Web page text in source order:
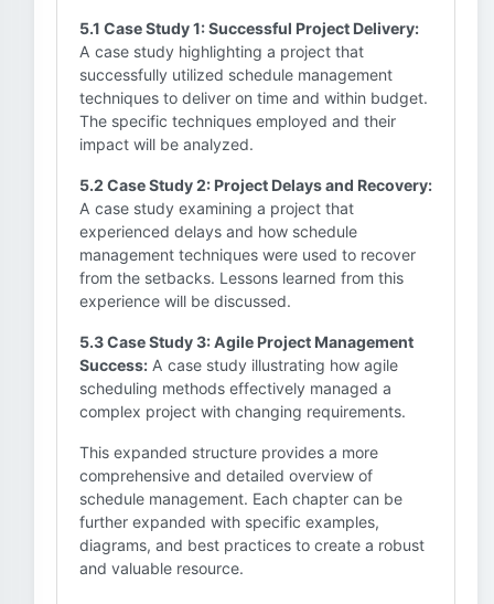
5.1 Case Study 1: Successful Project Delivery:
A case study highlighting a project that
successfully utilized schedule management
techniques to deliver on time and within budget.
The specific techniques employed and their
impact will be analyzed.
5.2 Case Study 2: Project Delays and Recovery:
A case study examining a project that
experienced delays and how schedule
management techniques were used to recover
from the setbacks. Lessons learned from this
experience will be discussed.
5.3 Case Study 3: Agile Project Management
Success: A case study illustrating how agile
scheduling methods effectively managed a
complex project with changing requirements.
This expanded structure provides a more
comprehensive and detailed overview of
schedule management. Each chapter can be
further expanded with specific examples,
diagrams, and best practices to create a robust
and valuable resource.